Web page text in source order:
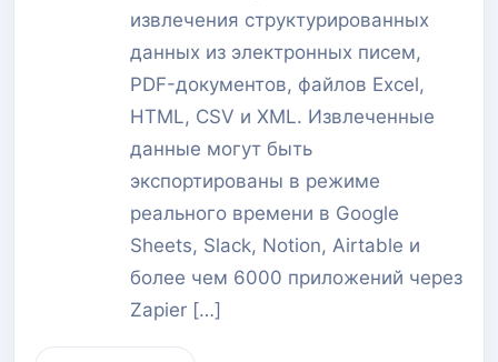
извлечения структурированных
данных из электронных писем,
PDF-документов, файлов Excel,
HTML, CSV и XML. Извлеченные
данные могут быть
экспортированы в режиме
реального времени в Google
Sheets, Slack, Notion, Airtable и
более чем 6000 приложений через
Zapier […]